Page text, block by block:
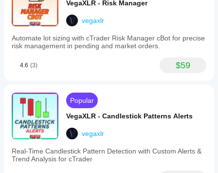
considerations,
tolerance
levels,
pattern
abbreviations
tailored
types
cover
candlestick
patterns,
market
direction
changes,
and
inside/outside
VegaXLR - Risk Manager
vegaxlr
Automate lot sizing with cTrader Risk Manager cBot for precise
risk management in pending and market orders.
4.6 (3) $59
Popular
VegaXLR - Candlestick Patterns Alerts
vegaxlr
Real-Time Candlestick Pattern Detection with Custom Alerts &
Trend Analysis for cTrader